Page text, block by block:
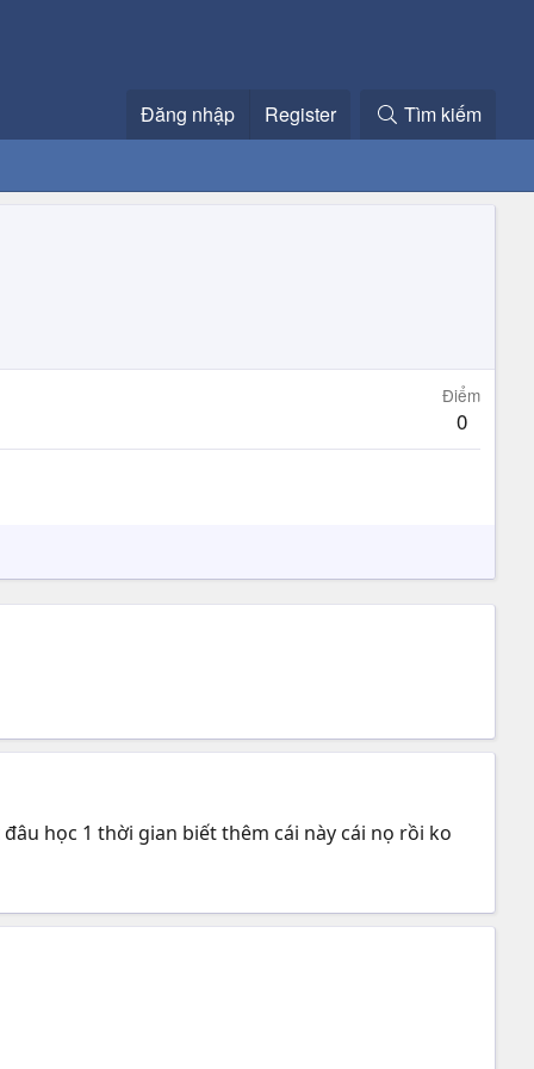
Đăng nhập Register Tìm kiếm
Điểm
0
học 1 thời gian biết thêm cái này cái nọ rồi ko